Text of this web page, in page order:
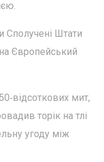
Сполучені Штати
Європейський
мит,
торік на тлі
угоду між